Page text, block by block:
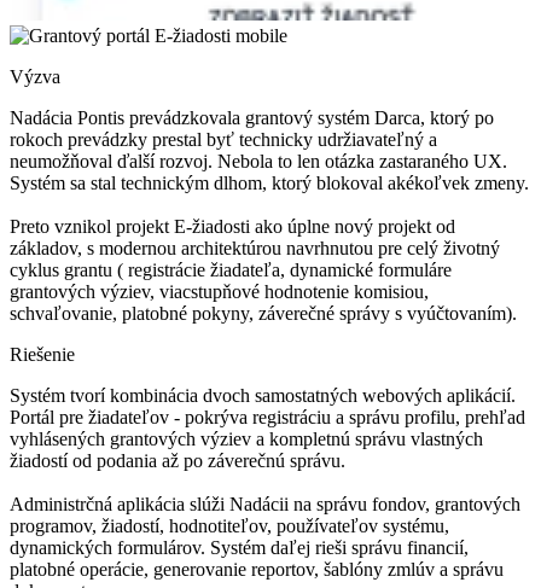
Výzva
Nadácia Pontis prevádzkovala grantový systém Darca, ktorý po
rokoch prevádzky prestal byť technicky udržiavateľný a
neumožňoval ďalší rozvoj. Nebola to len otázka zastaraného UX.
Systém sa stal technickým dlhom, ktorý blokoval akékoľvek zmeny.
Preto vznikol projekt E-žiadosti ako úplne nový projekt od
základov, s modernou architektúrou navrhnutou pre celý životný
cyklus grantu ( registrácie žiadateľa, dynamické formuláre
grantových výziev, viacstupňové hodnotenie komisiou,
schvaľovanie, platobné pokyny, záverečné správy s vyúčtovaním).
Riešenie
Systém tvorí kombinácia dvoch samostatných webových aplikácií.
Portál pre žiadateľov - pokrýva registráciu a správu profilu, prehľad
vyhlásených grantových výziev a kompletnú správu vlastných
žiadostí od podania až po záverečnú správu.
Administrčná aplikácia slúži Nadácii na správu fondov, grantových
programov, žiadostí, hodnotiteľov, používateľov systému,
dynamických formulárov. Systém daľej rieši správu financií,
platobné operácie, generovanie reportov, šablóny zmlúv a správu